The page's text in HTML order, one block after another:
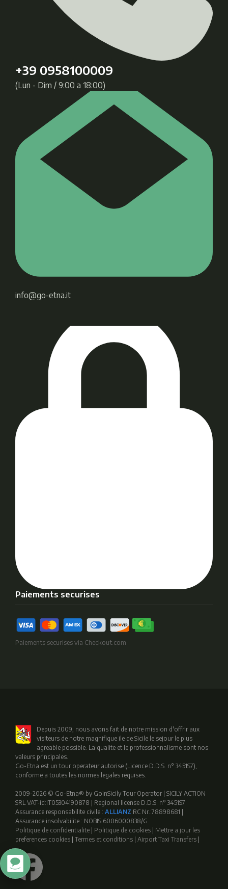
+39 0958100009
(Lun - Dim / 9:00 a 18:00)
info@go-etna.it
Paiements securises
Paiements securises via Checkout.com
Depuis 2009, nous avons fait de notre mission d'offrir aux
visiteurs de notre magnifique ile de Sicile le sejour le plus
agreable possible. La qualite et le professionnalisme sont nos
valeurs principales.
Go-Etna est un tour operateur autorise (Licence D.D.S. n° 3451S7),
conforme a toutes les normes legales requises.
2009-2026 © Go-Etna® by GoinSicily Tour Operator | SICILY ACTION
SRL VAT-id:IT05304190878 | Regional license D.D.S. n° 3451S7
Assurance responsabilite civile : ALLIANZ RC Nr.:78898681 |
Assurance insolvabilite : NOBIS 6006000838/G
Politique de confidentialite
Politique de cookies
Mettre a jour les
preferences cookies Termes et conditions Airport Taxi Transfers